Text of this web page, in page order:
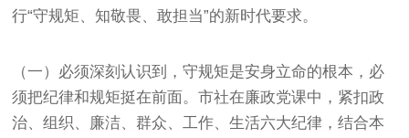
行“守规矩、知敬畏、敢担当”的新时代要求。
（一）必须深刻认识到，守规矩是安身立命的根本，必
须把纪律和规矩挺在前面。市社在廉政党课中，紧扣政
治、组织、廉洁、群众、工作、生活六大纪律，结合本